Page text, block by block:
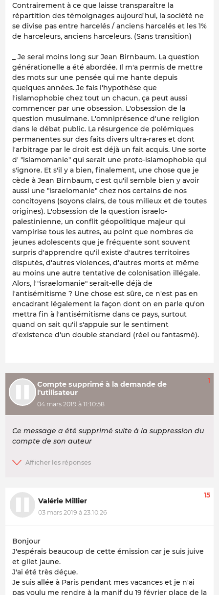
Contrairement à ce que laisse transparaître la
répartition des témoignages aujourd'hui, la société ne
se divise pas entre harcelés / anciens harcelés et les 1%
de harceleurs, anciens harceleurs. (Sans transition)
_ Je serai moins long sur Jean Birnbaum. La question
générationelle a été abordée. Il m'a permis de mettre
des mots sur une pensée qui me hante depuis
quelques années. Je fais l'hypothèse que
l'islamophobie chez tout un chacun, ça peut aussi
commencer par une obsession. L'obsession de la
question musulmane. L'omniprésence d'une religion
dans le débat public. La résurgence de polémiques
permanentes sur des faits divers ultra-rares et dont
l'arbitrage par le droit est déjà un fait acquis. Une sorte
d' "islamomanie" qui serait une proto-islamophobie qui
s'ignore. Et s'il y a bien, finalement, une chose que je
cède à Jean Birnbaum, c'est qu'il semble bien y avoir
aussi une "israelomanie" chez nos certains de nos
concitoyens (soyons clairs, de tous milieux et de toutes
origines). L'obsession de la question israelo-
palestinienne, un conflit géopolitique majeur qui
vampirise tous les autres, au point que nombres de
jeunes adolescents que je fréquente sont souvent
surpris d'apprendre qu'il existe d'autres territoires
disputés, d'autres violences, d'autres morts et même
au moins une autre tentative de colonisation illégale.
Alors, l'"israelomanie" serait-elle déjà de
l'antisémitisme ? Une chose est sûre, ce n'est pas en
encadrant légalement la façon dont on en parle qu'on
mettra fin à l'antisémitisme dans ce pays, surtout
quand on sait qu'il s'appuie sur le sentiment
d'existence d'un double standard (réel ou fantasmé).
Compte supprimé à la demande de
l'utilisateur
04 mars 2019 à 11:10:58
1
Ce message a été supprimé suite à la suppression du
compte de son auteur
Valérie Millier
03 mars 2019 à 23:10:26
15
Bonjour
J'espérais beaucoup de cette émission car je suis juive
et gilet jaune.
J'ai été très déçue.
Je suis allée à Paris pendant mes vacances et je n'ai
pas voulu me rendre à la manif du 19 février place de la